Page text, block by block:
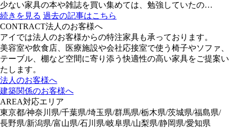
少ない家具の本や雑誌を買い集めては、勉強していたの…
続きを見る 過去の記事はこちら
CONTRACT法人のお客様へ
アイでは法人のお客様からの特注家具も承っております。
美容室や飲食店、医療施設や会社応接室で使う椅子やソファ、
テーブル、棚など空間に寄り添う快適性の高い家具をご提案い
たします。
法人のお客様へ
建築関係のお客様へ
AREA対応エリア
東京都/神奈川県/千葉県/埼玉県/群馬県/栃木県/茨城県/福島県/
長野県/新潟県/富山県/石川県/岐阜県/山梨県/静岡県/愛知県